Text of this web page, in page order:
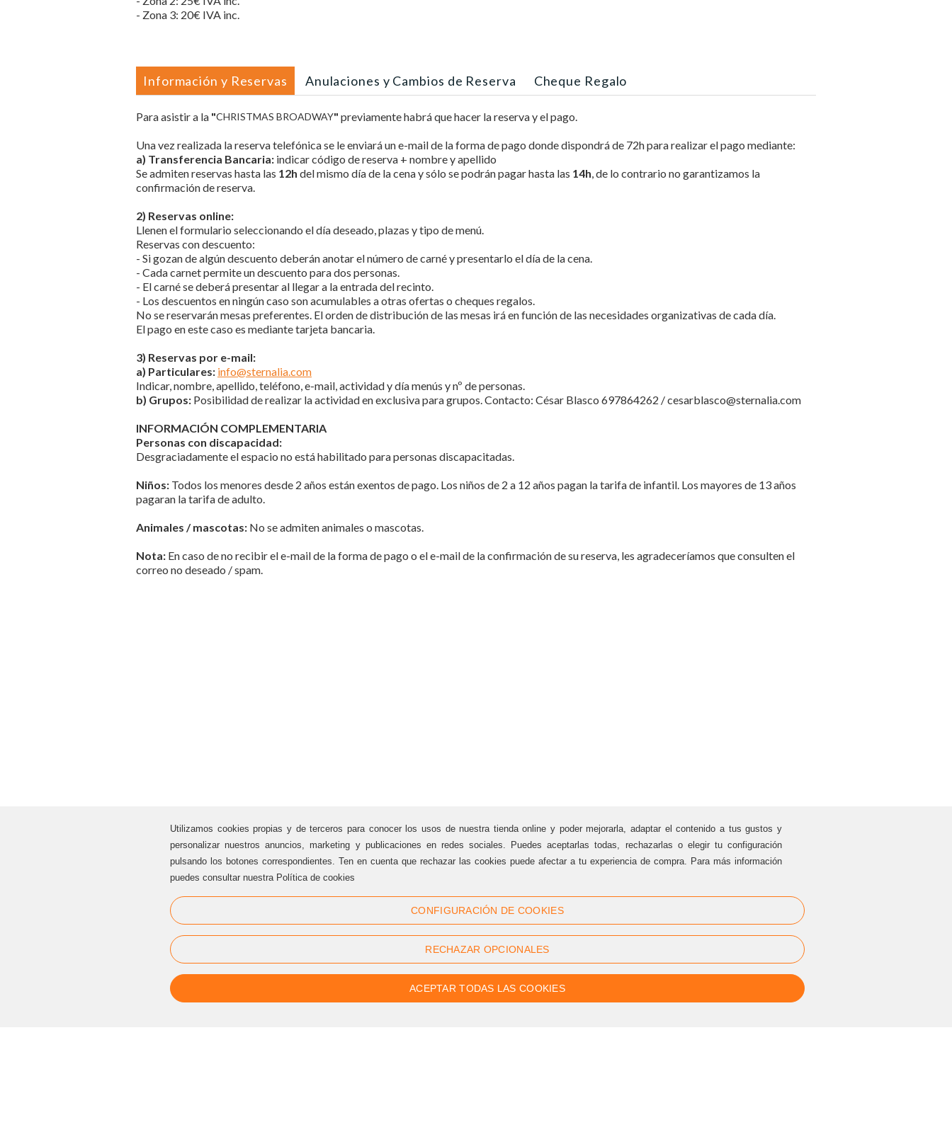
- Zona 3: 20€ IVA inc.
Información y Reservas Anulaciones y Cambios de Reserva Cheque Regalo
Para asistir a la "CHRISTMAS BROADWAY" previamente habrá que hacer la reserva y el pago.
Una vez realizada la reserva telefónica se le enviará un e-mail de la forma de pago donde dispondrá de 72h para realizar el pago mediante:
a) Transferencia Bancaria: indicar código de reserva + nombre y apellido
Se admiten reservas hasta las 12h del mismo día de la cena y sólo se podrán pagar hasta las 14h, de lo contrario no garantizamos la
confirmación de reserva.
2) Reservas online:
Llenen el formulario seleccionando el día deseado, plazas y tipo de menú.
Reservas con descuento:
- Si gozan de algún descuento deberán anotar el número de carné y presentarlo el día de la cena.
- Cada carnet permite un descuento para dos personas.
- El carné se deberá presentar al llegar a la entrada del recinto.
- Los descuentos en ningún caso son acumulables a otras ofertas o cheques regalos.
No se reservarán mesas preferentes. El orden de distribución de las mesas irá en función de las necesidades organizativas de cada día.
El pago en este caso es mediante tarjeta bancaria.
3) Reservas por e-mail:
a) Particulares: info@sternalia.com
Indicar, nombre, apellido, teléfono, e-mail, actividad y día menús y nº de personas.
b) Grupos: Posibilidad de realizar la actividad en exclusiva para grupos. Contacto: César Blasco 697864262 / cesarblasco@sternalia.com
INFORMACIÓN COMPLEMENTARIA
Personas con discapacidad:
Desgraciadamente el espacio no está habilitado para personas discapacitadas.
Niños: Todos los menores desde 2 años están exentos de pago. Los niños de 2 a 12 años pagan la tarifa de infantil. Los mayores de 13 años
pagaran la tarifa de adulto.
Animales / mascotas: No se admiten animales o mascotas.
Nota: En caso de no recibir el e-mail de la forma de pago o el e-mail de la confirmación de su reserva, les agradeceríamos que consulten el
correo no deseado / spam.
ATENCIÓN AL CLIENTE
Sternalia Productions S.L.
C/ Torre dels Pardals, 33, local 3
08041 Barcelona (Cataluña / España)
Oficinas Sternalia:
(+34) 93 170 17 97
info@sternalia.com
Síguenos
Linkedin
Youtube
Instagram
PRIVADOS
Utilizamos cookies propias y de terceros para conocer los usos de nuestra tienda online y poder mejorarla, adaptar el contenido a tus gustos y
personalizar nuestros anuncios, marketing y publicaciones en redes sociales. Puedes aceptarlas todas, rechazarlas o elegir tu configuración
pulsando los botones correspondientes. Ten en cuenta que rechazar las cookies puede afectar a tu experiencia de compra. Para más información
puedes consultar nuestra Política de cookies
CONFIGURACIÓN DE COOKIES
RECHAZAR OPCIONALES
ACEPTAR TODAS LAS COOKIES